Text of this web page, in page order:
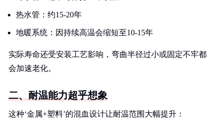
热水管：约15-20年
地暖系统：因持续高温会缩短至10-15年
实际寿命还受安装工艺影响，弯曲半径过小或固定不牢都
会加速老化。
二、耐温能力超乎想象
这种‘金属+塑料’的混血设计让耐温范围大幅提升：